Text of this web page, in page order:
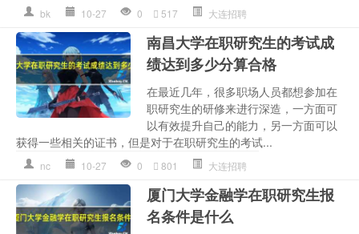
bk 10-27 0 517 大连招聘
南昌大学在职研究生的考试成
绩达到多少分算合格
在最近几年，很多职场人员都想参加在
职研究生的研修来进行深造，一方面可
以有效提升自己的能力，另一方面可以
获得一些相关的证书，但是对于在职研究生的考试...
nc 10-27 0 801 大连招聘
厦门大学金融学在职研究生报
名条件是什么